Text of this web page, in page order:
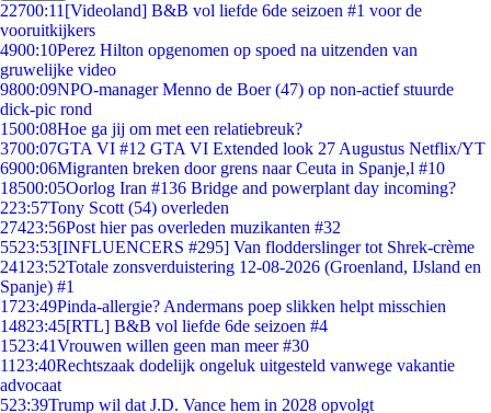
22700:11 [Videoland] B&B vol liefde 6de seizoen #1 voor de
vooruitkijkers
4900:10Perez Hilton opgenomen op spoed na uitzenden van
gruwelijke video
9800:09NPO-manager Menno de Boer (47) op non-actief stuurde
dick-pic rond
1500:08Hoe ga jij om met een relatiebreuk?
3700:07GTA VI #12 GTA VI Extended look 27 Augustus Netflix/YT
6900:06Migranten breken door grens naar Ceuta in Spanje,l #10
18500:05Oorlog Iran #136 Bridge and powerplant day incoming?
223:57Tony Scott (54) overleden
27423:56Post hier pas overleden muzikanten #32
5523:53[INFLUENCERS #295] Van flodderslinger tot Shrek-crème
241 23:52Totale zonsverduistering 12-08-2026 (Groenland, IJsland en
Spanje) #1
1723:49Pinda-allergie? Andermans poep slikken helpt misschien
14823:45[RTL] B&B vol liefde 6de seizoen #4
1523:41Vrouwen willen geen man meer #30
11 23:40Rechtszaak dodelijk ongeluk uitgesteld vanwege vakantie
advocaat
523:39Trump wil dat J.D. Vance hem in 2028 opvolgt